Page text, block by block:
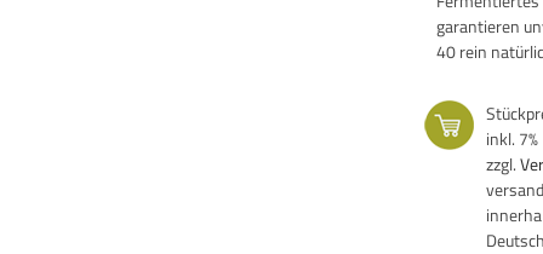
garantieren
40 rein
inkl.
zzgl.